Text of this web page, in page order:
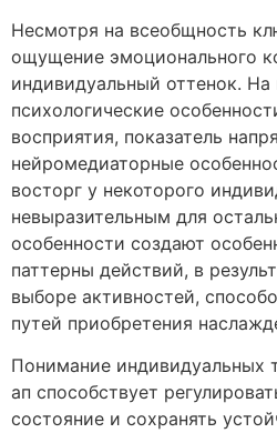
Несмотря на всеобщность
ощущение эмоционального
индивидуальный оттенок.
психологические
восприятия, показатель
нейромедиаторные
восторг у некоторого
невыразительным для
особенности создают
паттерны действий, в
выборе активностей,
путей приобретения
Понимание индивидуальных
ап способствует
состояние и сохранять